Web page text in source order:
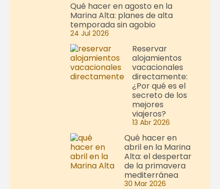
Qué hacer en agosto en la
Marina Alta: planes de alta
temporada sin agobio
24 Jul 2026
Reservar
alojamientos
vacacionales
directamente:
¿Por qué es el
secreto de los
mejores
viajeros?
13 Abr 2026
Qué hacer en
abril en la Marina
Alta: el despertar
de la primavera
mediterránea
30 Mar 2026